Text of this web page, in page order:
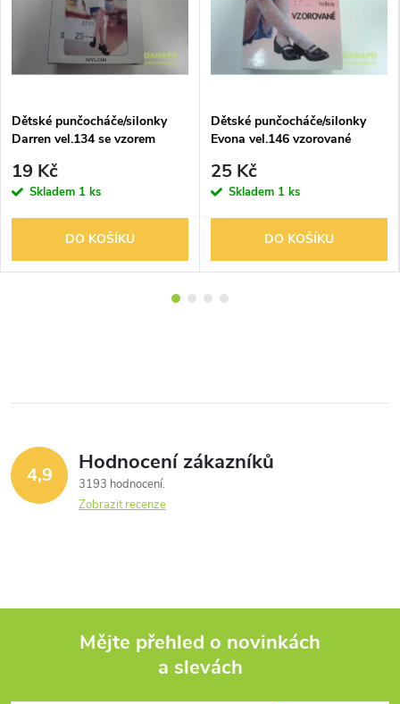
Dětské punčocháče/silonky
Darren vel.134 se vzorem
19 Kč
Skladem 1 ks
DO KOŠÍKU
Dětské punčocháče/silonky
Evona vel.146 vzorované
25 Kč
Skladem 1 ks
DO KOŠÍKU
4,9 Hodnocení zákazníků
3193 hodnocení
Zobrazit recenze
Mějte přehled o novinkách
a slevách